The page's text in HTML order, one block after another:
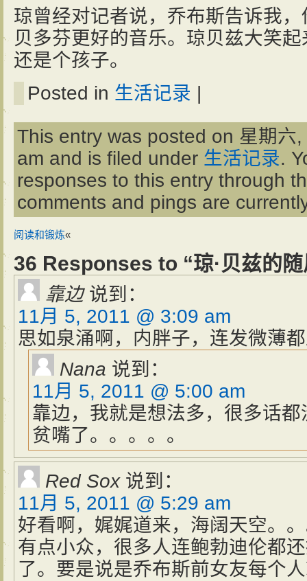
琼曾经对记者说，乔布斯告诉我
贝多芬更好的音乐。琼贝兹大笑
还是个孩子。
Posted in 生活记录 |
This entry was posted on 星期六
am and is filed under 生活记录.
responses to this entry through
comments and pings are
阅读和锻炼«
36 Responses to “琼·贝兹的随
靠边 说到：
11月 5, 2011 @ 3:09 am
思如泉涌啊，内胖子，连发微薄
Nana 说到：
11月 5, 2011 @ 5:00 am
靠边，我就是想法多，很多话
贫嘴了。。。。。
Red Sox 说到：
11月 5, 2011 @ 5:29 am
好看啊，娓娓道来，海阔天空。
有点小众，很多人连鲍勃迪伦都
了。要是说是乔布斯前女友每个